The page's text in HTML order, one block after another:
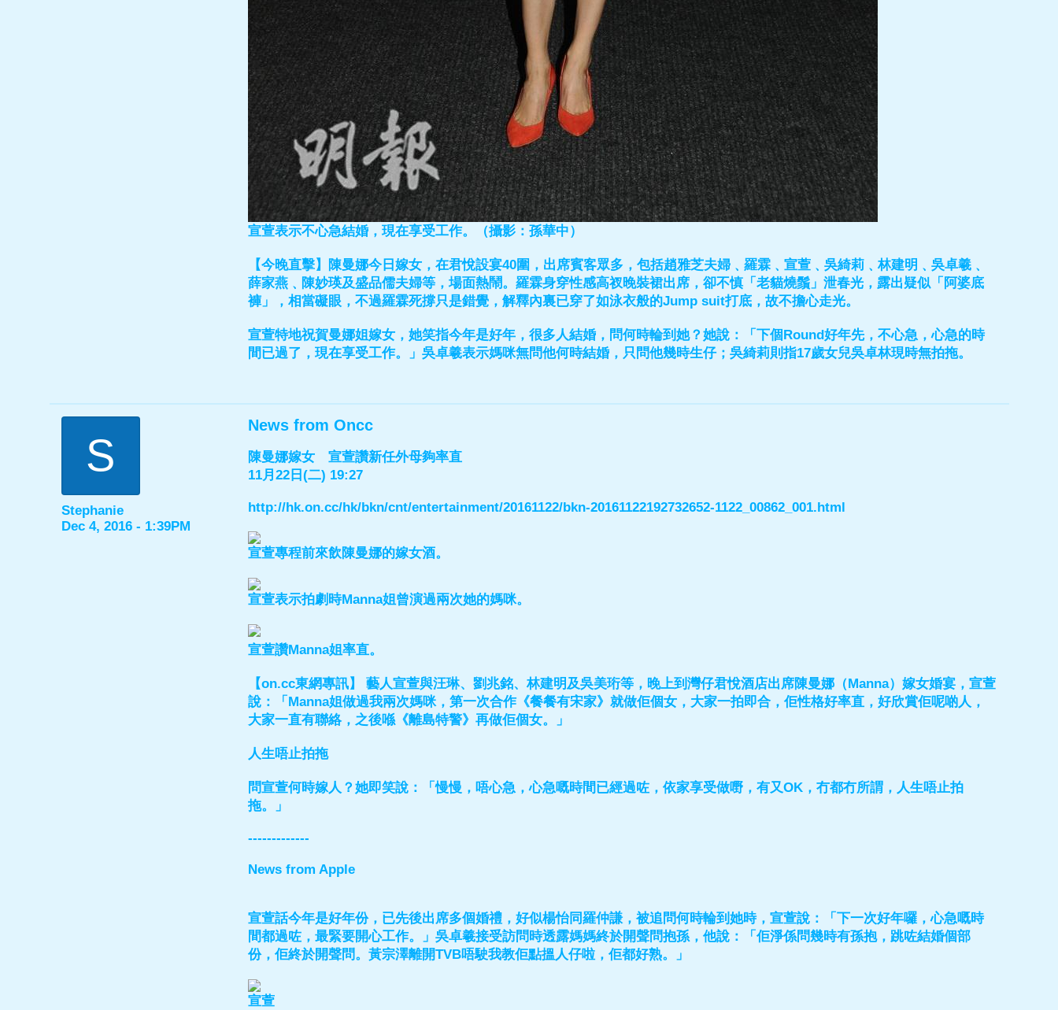
宣萱表示不心急結婚，現在享受工作。（攝影：孫華中）
【今晚直擊】陳曼娜今日嫁女，在君悅設宴40圍，出席賓客眾多，包括趙雅芝夫婦﹑羅霖﹑宣萱﹑吳綺莉﹑林建明﹑吳卓羲﹑
薛家燕﹑陳妙瑛及盛品儒夫婦等，場面熱鬧。羅霖身穿性感高衩晚裝裙出席，卻不慎「老貓燒鬚」泄春光，露出疑似「阿婆底
褲」，相當礙眼，不過羅霖死撐只是錯覺，解釋內裏已穿了如泳衣般的Jump suit打底，故不擔心走光。
宣萱特地祝賀曼娜姐嫁女，她笑指今年是好年，很多人結婚，問何時輪到她？她說：「下個Round好年先，不心急，心急的時
間已過了，現在享受工作。」吳卓羲表示媽咪無問他何時結婚，只問他幾時生仔；吳綺莉則指17歲女兒吳卓林現時無拍拖。
S
Stephanie
Dec 4, 2016 - 1:39PM
News from Oncc
陳曼娜嫁女 宣萱讚新任外母夠率直
11月22日(二) 19:27
http://hk.on.cc/hk/bkn/cnt/entertainment/20161122/bkn-20161122192732652-1122_00862_001.html
宣萱專程前來飲陳曼娜的嫁女酒。
宣萱表示拍劇時Manna姐曾演過兩次她的媽咪。
宣萱讚Manna姐率直。
【on.cc東網專訊】 藝人宣萱與汪琳、劉兆銘、林建明及吳美珩等，晚上到灣仔君悅酒店出席陳曼娜（Manna）嫁女婚宴，宣萱
說：「Manna姐做過我兩次媽咪，第一次合作《餐餐有宋家》就做佢個女，大家一拍即合，佢性格好率直，好欣賞佢呢啲人，
大家一直有聯絡，之後喺《離島特警》再做佢個女。」
人生唔止拍拖
問宣萱何時嫁人？她即笑說：「慢慢，唔心急，心急嘅時間已經過咗，依家享受做嘢，有又OK，冇都冇所謂，人生唔止拍
拖。」
-------------
News from Apple
宣萱話今年是好年份，已先後出席多個婚禮，好似楊怡同羅仲謙，被追問何時輪到她時，宣萱說：「下一次好年囉，心急嘅時
間都過咗，最緊要開心工作。」吳卓羲接受訪問時透露媽媽終於開聲問抱孫，他說：「佢淨係問幾時有孫抱，跳咗結婚個部
份，佢終於開聲問。黃宗澤離開TVB唔駛我教佢點搵人仔啦，佢都好熟。」
宣萱